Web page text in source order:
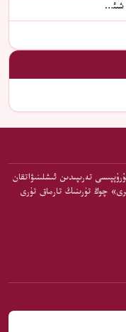
تەرىپىدىن ئىشلىنىۋاتقان
چوڭ تۈرىنىڭ تارماق تۈرى